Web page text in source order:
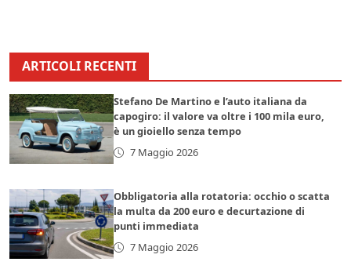
ARTICOLI RECENTI
Stefano De Martino e l’auto italiana da
capogiro: il valore va oltre i 100 mila euro,
è un gioiello senza tempo
7 Maggio 2026
Obbligatoria alla rotatoria: occhio o scatta
la multa da 200 euro e decurtazione di
punti immediata
7 Maggio 2026